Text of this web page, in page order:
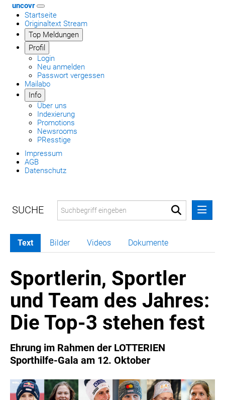
uncovr
Startseite
Originaltext Stream
Top Meldungen
Profil
Login
Neu anmelden
Passwort vergessen
Mailabo
Info
Über uns
Indexierung
Promotions
Newsrooms
PResstige
Impressum
AGB
Datenschutz
MELDUNGEN
COCA-COLA
COCA-COLA HBC ÖSTERREICH
RÖMERQUELLE
ÖSTERREICHISCHE SPORTHILFE
BARFLY'S CLUB
SPORTS MEDIA AUSTRIA
CULINARIUS
RECYCLEMICH-INITIATIVE
Text Bilder Videos Dokumente
Sportlerin, Sportler
und Team des Jahres:
Die Top-3 stehen fest
Ehrung im Rahmen der LOTTERIEN
Sporthilfe-Gala am 12. Oktober